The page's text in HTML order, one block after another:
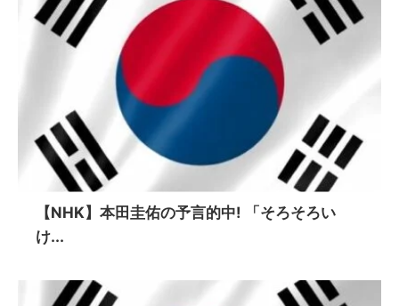
【NHK】本田圭佑の予言的中! 「そろそろい
け...